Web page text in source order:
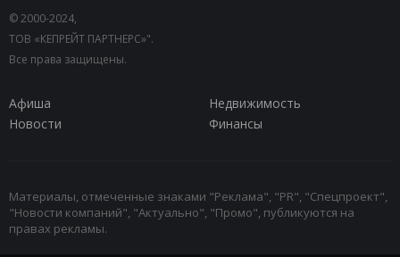
© 2000-2024,
ТОВ «КЕПРЕЙТ ПАРТНЕРС»".
Все права защищены.
Афиша
Недвижимость
Новости
Финансы
Материалы, отмеченные знаками "Реклама", "PR", "Спецпроект",
"Новости компаний", "Актуально", "Промо", публикуются на
правах рекламы.